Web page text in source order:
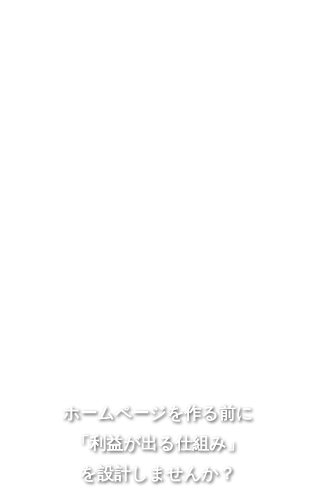
ホームページを作る前に
「利益が出る仕組み」
を設計しませんか？